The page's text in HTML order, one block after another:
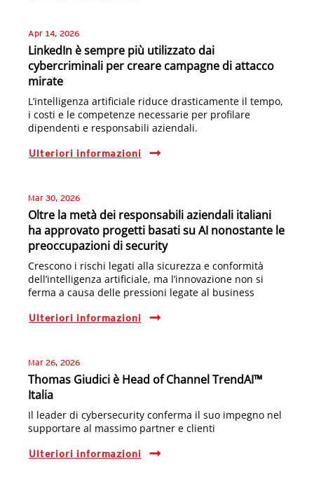
Apr 14, 2026
LinkedIn è sempre più utilizzato dai
cybercriminali per creare campagne di attacco
mirate
L’intelligenza artificiale riduce drasticamente il tempo,
i costi e le competenze necessarie per profilare
dipendenti e responsabili aziendali.
Ulteriori informazioni
Mar 30, 2026
Oltre la metà dei responsabili aziendali italiani
ha approvato progetti basati su AI nonostante le
preoccupazioni di security
Crescono i rischi legati alla sicurezza e conformità
dell’intelligenza artificiale, ma l’innovazione non si
ferma a causa delle pressioni legate al business
Ulteriori informazioni
Mar 26, 2026
Thomas Giudici è Head of Channel TrendAI™
Italia
Il leader di cybersecurity conferma il suo impegno nel
supportare al massimo partner e clienti
Ulteriori informazioni